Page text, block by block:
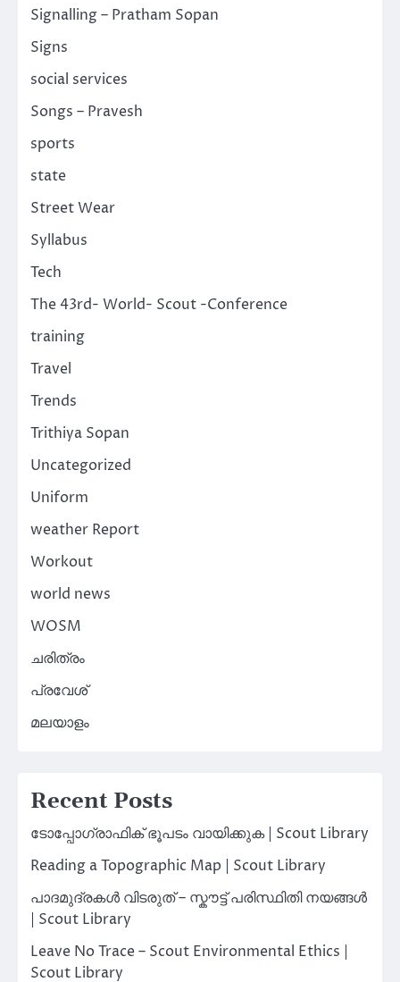
Signalling – Pratham Sopan
Signs
social services
Songs – Pravesh
sports
state
Street Wear
Syllabus
Tech
The 43rd- World- Scout -Conference
training
Travel
Trends
Trithiya Sopan
Uncategorized
Uniform
weather Report
Workout
world news
WOSM
ചരിത്രം
പ്രവേശ്
മലയാളം
Recent Posts
ടോപ്പോഗ്രാഫിക് ഭൂപടം വായിക്കുക | Scout Library
Reading a Topographic Map | Scout Library
പാദമുദ്രകൾ വിടരുത് – സ്കൗട്ട് പരിസ്ഥിതി നയങ്ങൾ
| Scout Library
Leave No Trace – Scout Environmental Ethics |
Scout Library